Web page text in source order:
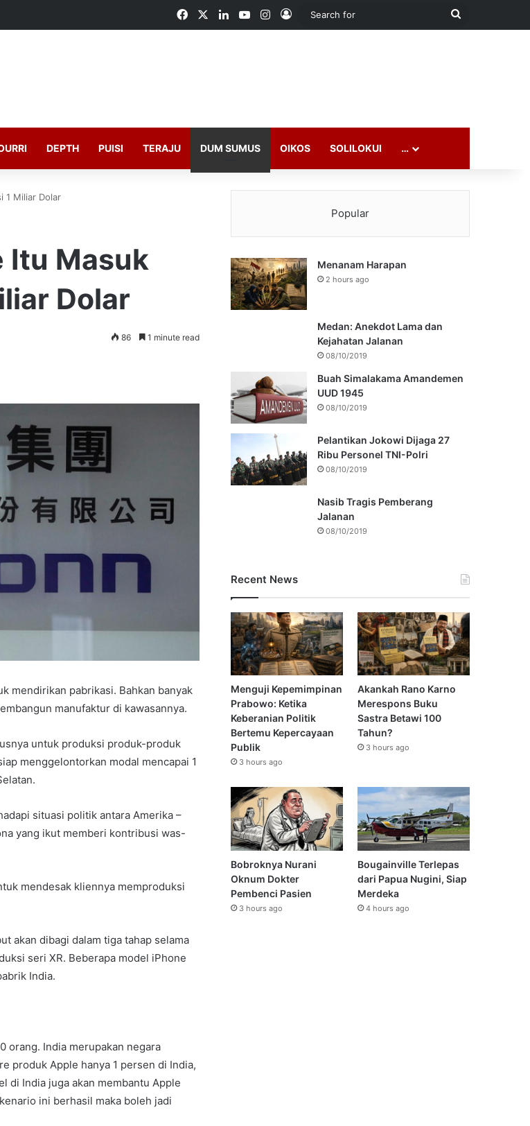
FacebookLinkedInYouTubeInstagram
Log In
Search
DEPTH PUISI TERAJU DUM SUMUS OIKOS SOLILOKUI …
1 Miliar Dolar
Itu Masuk
Dolar
86 1 minute read
mendirikan pabrikasi. Bahkan banyak
manufaktur di kawasannya.
untuk produksi produk-produk
menggelontorkan modal mencapai 1
situasi politik antara Amerika –
yang ikut memberi kontribusi was-
mendesak kliennya memproduksi
akan dibagi dalam tiga tahap selama
seri XR. Beberapa model iPhone
India.
orang. India merupakan negara
produk Apple hanya 1 persen di India,
di India juga akan membantu Apple
ini berhasil maka boleh jadi
Popular
Menanam Harapan
2 hours ago
Medan: Anekdot Lama dan
Kejahatan Jalanan
08/10/2019
Buah Simalakama Amandemen
UUD 1945
08/10/2019
Pelantikan Jokowi Dijaga 27
Ribu Personel TNI-Polri
08/10/2019
Nasib Tragis Pemberang
Jalanan
08/10/2019
Recent News
Menguji Kepemimpinan
Prabowo: Ketika
Keberanian Politik
Bertemu Kepercayaan
Publik
3 hours ago
Akankah Rano Karno
Merespons Buku
Sastra Betawi 100
Tahun?
3 hours ago
Bobroknya Nurani
Oknum Dokter
Pembenci Pasien
3 hours ago
Bougainville Terlepas
dari Papua Nugini, Siap
Merdeka
4 hours ago